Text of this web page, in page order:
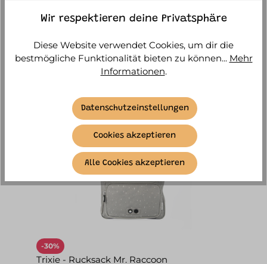
Sofort versandfertig, Lieferzeit ca. 1-3
31,43 €* 44,90 €*
-30%
Trixie - Rucksack Mr. Raccoon
Wir respektieren deine Privatsphäre
Diese Website verwendet Cookies, um dir die
bestmögliche Funktionalität bieten zu können... Mehr
Informationen.
Datenschutzeinstellungen
Cookies akzeptieren
Alle Cookies akzeptieren